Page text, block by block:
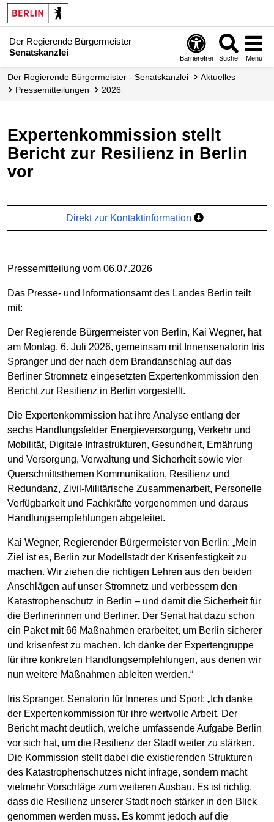
Der Regierende Bürgermeister
Senatskanzlei
Barrierefrei Suche Menü
Der Regierende Bürgermeister - Senatskanzlei
Aktuelles
Presse­mitteilungen
2026
Expertenkommission stellt
Bericht zur Resilienz in Berlin
vor
Direkt zur Kontaktinformation
Pressemitteilung vom 06.07.2026
Das Presse- und Informationsamt des Landes Berlin teilt
mit:
Der Regierende Bürgermeister von Berlin, Kai Wegner, hat
am Montag, 6. Juli 2026, gemeinsam mit Innensenatorin Iris
Spranger und der nach dem Brandanschlag auf das
Berliner Stromnetz eingesetzten Expertenkommission den
Bericht zur Resilienz in Berlin vorgestellt.
Die Expertenkommission hat ihre Analyse entlang der
sechs Handlungsfelder Energieversorgung, Verkehr und
Mobilität, Digitale Infrastrukturen, Gesundheit, Ernährung
und Versorgung, Verwaltung und Sicherheit sowie vier
Querschnittsthemen Kommunikation, Resilienz und
Redundanz, Zivil-Militärische Zusammenarbeit, Personelle
Verfügbarkeit und Fachkräfte vorgenommen und daraus
Handlungsempfehlungen abgeleitet.
Kai Wegner, Regierender Bürgermeister von Berlin: „Mein
Ziel ist es, Berlin zur Modellstadt der Krisenfestigkeit zu
machen. Wir ziehen die richtigen Lehren aus den beiden
Anschlägen auf unser Stromnetz und verbessern den
Katastrophenschutz in Berlin – und damit die Sicherheit für
die Berlinerinnen und Berliner. Der Senat hat dazu schon
ein Paket mit 66 Maßnahmen erarbeitet, um Berlin sicherer
und krisenfest zu machen. Ich danke der Expertengruppe
für ihre konkreten Handlungsempfehlungen, aus denen wir
nun weitere Maßnahmen ableiten werden.“
Iris Spranger, Senatorin für Inneres und Sport: „Ich danke
der Expertenkommission für ihre wertvolle Arbeit. Der
Bericht macht deutlich, welche umfassende Aufgabe Berlin
vor sich hat, um die Resilienz der Stadt weiter zu stärken.
Die Kommission stellt dabei die existierenden Strukturen
des Katastrophenschutzes nicht infrage, sondern macht
vielmehr Vorschläge zum weiteren Ausbau. Es ist richtig,
dass die Resilienz unserer Stadt noch stärker in den Blick
genommen werden muss. Es kommt jedoch auf die